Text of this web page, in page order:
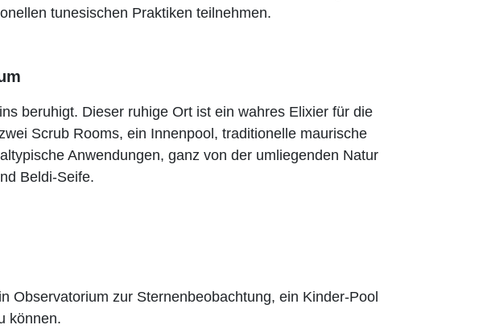
tunesischen Praktiken teilnehmen.
beruhigt. Dieser ruhige Ort ist ein wahres Elixier für die
Scrub Rooms, ein Innenpool, traditionelle maurische
Anwendungen, ganz von der umliegenden Natur
Beldi-Seife.
Observatorium zur Sternenbeobachtung, ein Kinder-Pool
können.